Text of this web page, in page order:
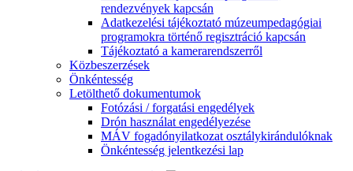
rendezvények kapcsán
Adatkezelési tájékoztató múzeumpedagógiai
programokra történő regisztráció kapcsán
Tájékoztató a kamerarendszerről
Közbeszerzések
Önkéntesség
Letölthető dokumentumok
Fotózási / forgatási engedélyek
Drón használat engedélyezése
MÁV fogadónyilatkozat osztálykirándulóknak
Önkéntesség jelentkezési lap